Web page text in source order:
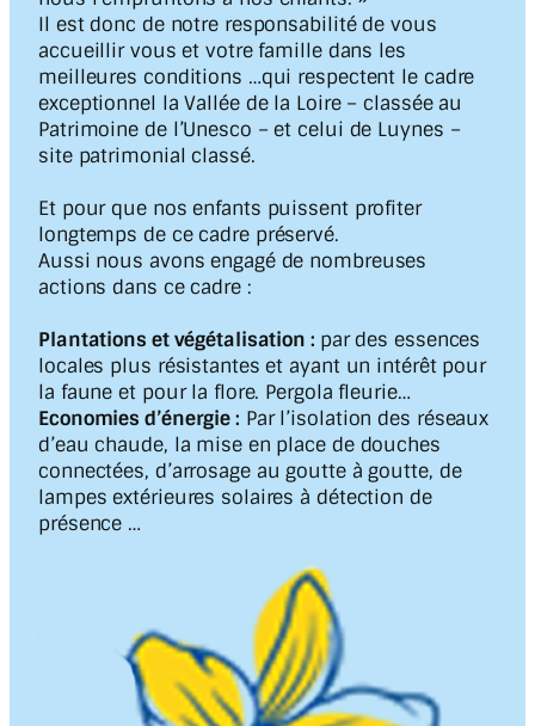
Il est donc de notre responsabilité de vous
accueillir vous et votre famille dans les
meilleures conditions …qui respectent le cadre
exceptionnel la Vallée de la Loire – classée au
Patrimoine de l’Unesco – et celui de Luynes –
site patrimonial classé.
Et pour que nos enfants puissent profiter
longtemps de ce cadre préservé.
Aussi nous avons engagé de nombreuses
actions dans ce cadre :
Plantations et végétalisation : par des essences
locales plus résistantes et ayant un intérêt pour
la faune et pour la flore. Pergola fleurie…
Economies d’énergie : Par l’isolation des réseaux
d’eau chaude, la mise en place de douches
connectées, d’arrosage au goutte à goutte, de
lampes extérieures solaires à détection de
présence …